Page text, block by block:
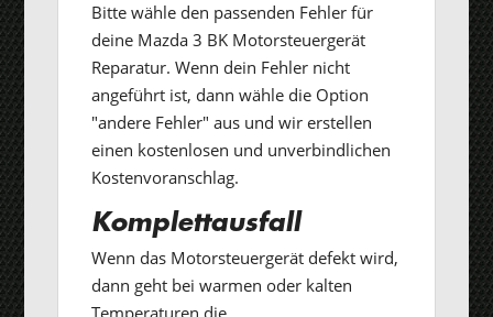
Bitte wähle den passenden Fehler für
deine Mazda 3 BK Motorsteuergerät
Reparatur. Wenn dein Fehler nicht
angeführt ist, dann wähle die Option
"andere Fehler" aus und wir erstellen
einen kostenlosen und unverbindlichen
Kostenvoranschlag.
Komplettausfall
Wenn das Motorsteuergerät defekt wird,
dann geht bei warmen oder kalten